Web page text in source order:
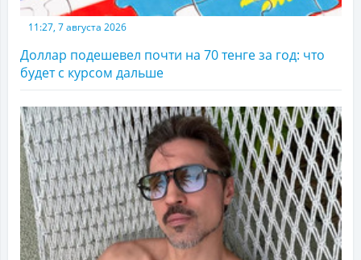
11:27, 7 августа 2026
Доллар подешевел почти на 70 тенге за год: что
будет с курсом дальше